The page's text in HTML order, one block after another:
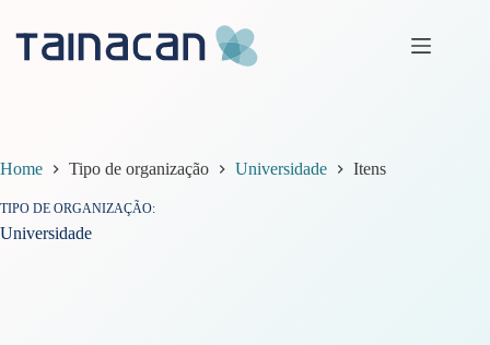
conteúdo
Home Tipo de organização Universidade Itens
TIPO DE ORGANIZAÇÃO
Universidade